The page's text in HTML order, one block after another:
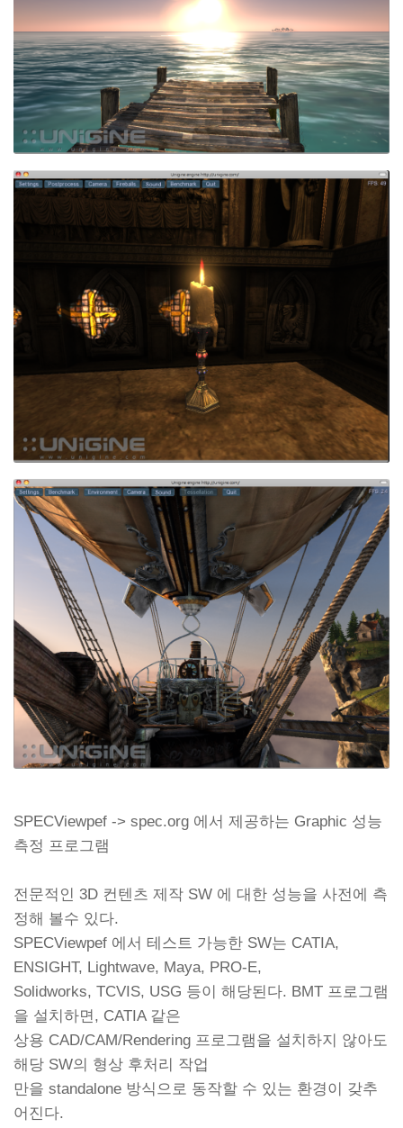
SPECViewpef -> spec.org 에서 제공하는 Graphic 성능
측정 프로그램
전문적인 3D 컨텐츠 제작 SW 에 대한 성능을 사전에 측
정해 볼수 있다.
SPECViewpef 에서 테스트 가능한 SW는 CATIA,
ENSIGHT, Lightwave, Maya, PRO-E,
Solidworks, TCVIS, USG 등이 해당된다. BMT 프로그램
을 설치하면, CATIA 같은
상용 CAD/CAM/Rendering 프로그램을 설치하지 않아도
해당 SW의 형상 후처리 작업
만을 standalone 방식으로 동작할 수 있는 환경이 갖추
어진다.